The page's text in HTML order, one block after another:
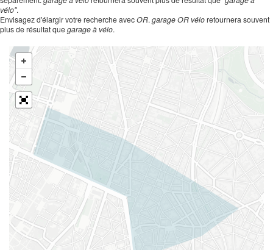
vélo".
Envisagez d'élargir votre recherche avecOR. garage OR véloretournera souvent
plus de résultat quegarage à vélo.